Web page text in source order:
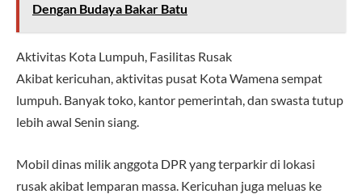
Dengan Budaya Bakar Batu
Aktivitas Kota Lumpuh, Fasilitas Rusak
Akibat kericuhan, aktivitas pusat Kota Wamena sempat
lumpuh. Banyak toko, kantor pemerintah, dan swasta tutup
lebih awal Senin siang.
Mobil dinas milik anggota DPR yang terparkir di lokasi
rusak akibat lemparan massa. Kericuhan juga meluas ke